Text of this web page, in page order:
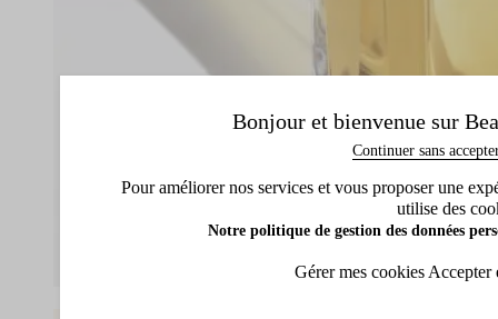
Bonjour et bienvenue sur
Continuer sans
Pour améliorer nos services et vous proposer une
utilise des
Notre politique de gestion des données
Gérer mes cookies Accepter